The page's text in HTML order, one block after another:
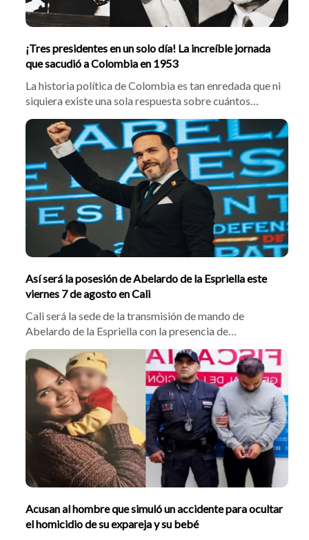
¡Tres presidentes en un solo día! La increíble jornada
que sacudió a Colombia en 1953
La historia política de Colombia es tan enredada que ni
siquiera existe una sola respuesta sobre cuántos
presidentes ha tenido el país. Un insólito episodio de
1953 ayuda a entender por qué la cuenta todavía
genera confusión.
Así será la posesión de Abelardo de la Espriella este
viernes 7 de agosto en Cali
Cali será la sede de la transmisión de mando de
Abelardo de la Espriella con la presencia de
delegaciones de España, EE. UU. y la región. El acto no
contará con la asistencia del mandatario saliente
Gustavo Petro ni de los expresidentes Santos y
Samper, bajo un estricto dispositivo policial.
Acusan al hombre que simuló un accidente para ocultar
el homicidio de su expareja y su bebé